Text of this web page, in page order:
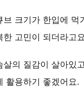
브 크기가 한입에
한 고민이 되더라고
살의 질감이 살아있
활용하기 좋겠어요.